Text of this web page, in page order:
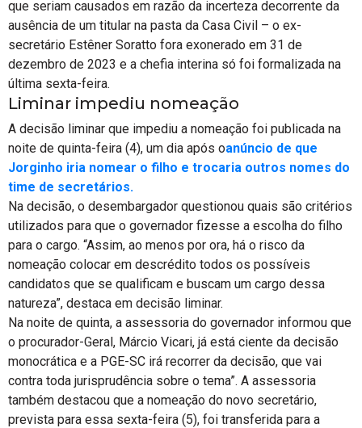
que seriam causados em razão da incerteza decorrente da
ausência de um titular na pasta da Casa Civil – o ex-
secretário Estêner Soratto fora exonerado em 31 de
dezembro de 2023 e a chefia interina só foi formalizada na
última sexta-feira.
Liminar impediu nomeação
A decisão liminar que impediu a nomeação foi publicada na
noite de quinta-feira (4), um dia após oanúncio de que
Jorginho iria nomear o filho e trocaria outros nomes do
time de secretários.
Na decisão, o desembargador questionou quais são critérios
utilizados para que o governador fizesse a escolha do filho
para o cargo. “Assim, ao menos por ora, há o risco da
nomeação colocar em descrédito todos os possíveis
candidatos que se qualificam e buscam um cargo dessa
natureza”, destaca em decisão liminar.
Na noite de quinta, a assessoria do governador informou que
o procurador-Geral, Márcio Vicari, já está ciente da decisão
monocrática e a PGE-SC irá recorrer da decisão, que vai
contra toda jurisprudência sobre o tema”. A assessoria
também destacou que a nomeação do novo secretário,
prevista para essa sexta-feira (5), foi transferida para a